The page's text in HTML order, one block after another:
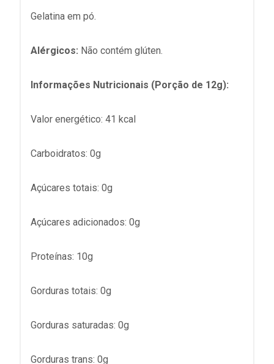
Gelatina em pó.
Alérgicos: Não contém glúten.
Informações Nutricionais (Porção de 12g):
Valor energético: 41 kcal
Carboidratos: 0g
Açúcares totais: 0g
Açúcares adicionados: 0g
Proteínas: 10g
Gorduras totais: 0g
Gorduras saturadas: 0g
Gorduras trans: 0g